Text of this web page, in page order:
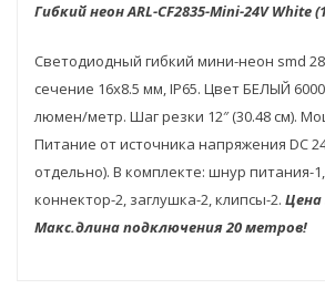
Гибкий неон ARL-CF2835-Mini-24V White
Светодиодный гибкий мини-неон smd
сечение 16х8.5 мм, IP65. Цвет БЕЛЫЙ
люмен/метр. Шаг резки 12″ (30.48 см).
Питание от источника напряжения DC
отдельно). В комплекте: шнур питания-
коннектор-2, заглушка-2, клипсы-2. Цена
Макс.длина подключения 20 метров!